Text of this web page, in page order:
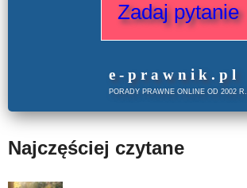
Zadaj pytanie
e -prawnik . pl
PORADY PRAWNE ONLINE OD 2002 R.
Najczęściej czytane